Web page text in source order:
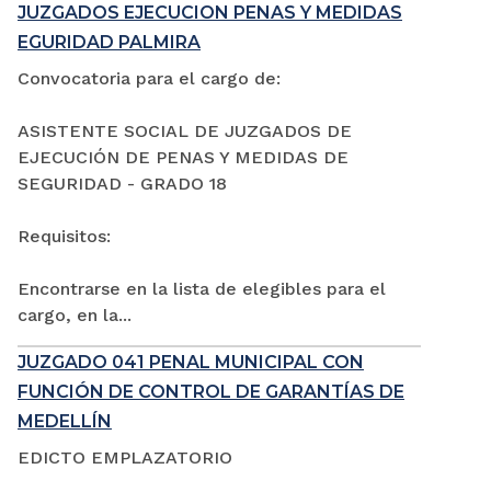
JUZGADOS EJECUCION PENAS Y MEDIDAS
EGURIDAD PALMIRA
Convocatoria para el cargo de:
ASISTENTE SOCIAL DE JUZGADOS DE
EJECUCIÓN DE PENAS Y MEDIDAS DE
SEGURIDAD - GRADO 18
Requisitos:
Encontrarse en la lista de elegibles para el
cargo, en la...
JUZGADO 041 PENAL MUNICIPAL CON
FUNCIÓN DE CONTROL DE GARANTÍAS DE
MEDELLÍN
EDICTO EMPLAZATORIO